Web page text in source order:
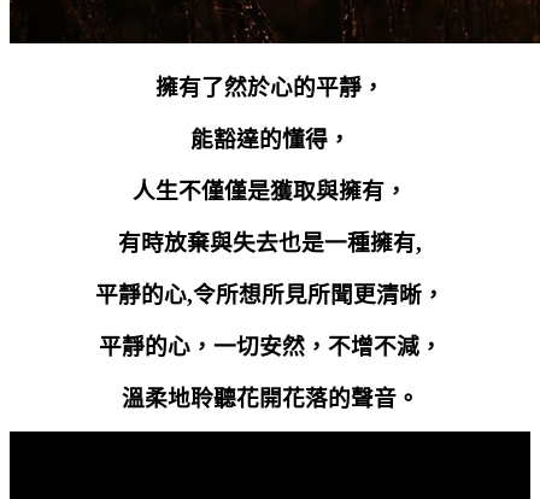
擁有了然於心的平靜，
能豁達的懂得，
人生不僅僅是獲取與擁有，
有時放棄與失去也是一種擁有,
平靜的心,令所想所見所聞更清晰，
平靜的心，一切安然，不增不減，
溫柔地聆聽花開花落的聲音。